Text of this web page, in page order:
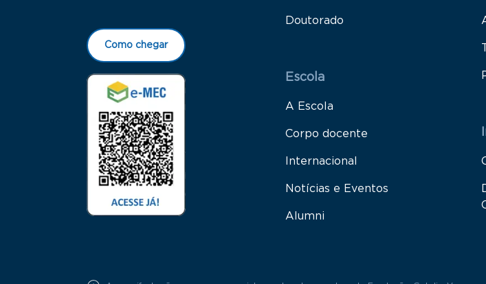
Como chegar
Doutorado
Escola
A Escola
Corpo docente
Internacional
Notícias e Eventos
Alumni